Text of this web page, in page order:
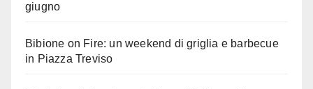
giugno
Bibione on Fire: un weekend di griglia e barbecue
in Piazza Treviso